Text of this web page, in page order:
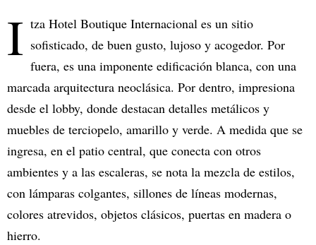
I tza Hotel Boutique Internacional es un sitio
sofisticado, de buen gusto, lujoso y acogedor. Por
fuera, es una imponente edificación blanca, con una
marcada arquitectura neoclásica. Por dentro, impresiona
desde el lobby, donde destacan detalles metálicos y
muebles de terciopelo, amarillo y verde. A medida que se
ingresa, en el patio central, que conecta con otros
ambientes y a las escaleras, se nota la mezcla de estilos,
con lámparas colgantes, sillones de líneas modernas,
colores atrevidos, objetos clásicos, puertas en madera o
hierro.